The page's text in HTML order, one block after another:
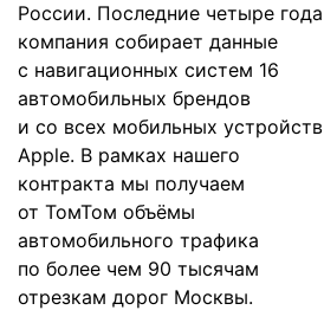
России. Последние четыре года
компания собирает данные
с навигационных систем 16
автомобильных брендов
и со всех мобильных устройств
Apple. В рамках нашего
контракта мы получаем
от ТомТом объёмы
автомобильного трафика
по более чем 90 тысячам
отрезкам дорог Москвы.